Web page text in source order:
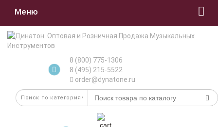
Меню
8 (800) 775-1306
8 (495) 215-5522
order@dynatone.ru